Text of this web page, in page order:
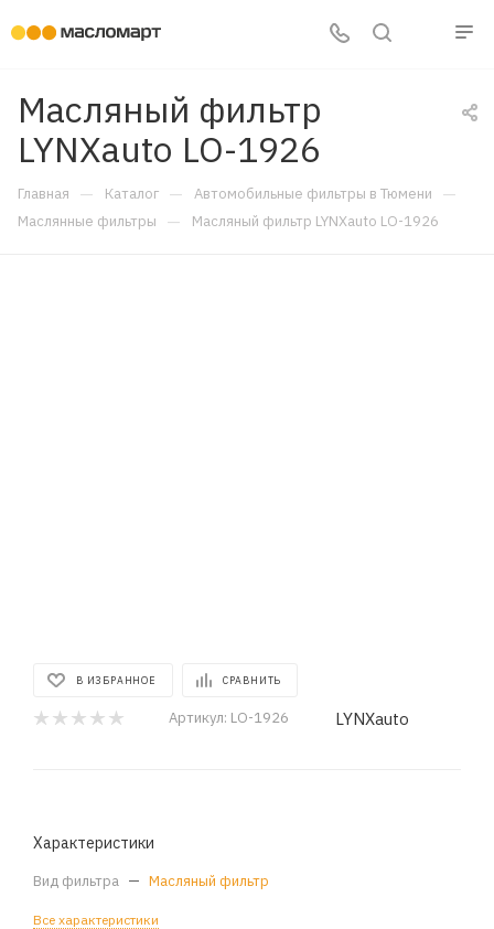
Масляный фильтр
LYNXauto LO-1926
Главная — Каталог — Автомобильные фильтры в Тюмени —
Маслянные фильтры — Масляный фильтр LYNXauto LO-1926
В ИЗБРАННОЕ СРАВНИТЬ
Артикул: LO-1926 LYNXauto
Характеристики
Вид фильтра — Масляный фильтр
Все характеристики